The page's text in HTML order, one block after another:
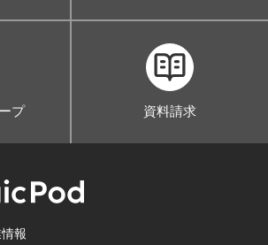
プ 資料請求
報